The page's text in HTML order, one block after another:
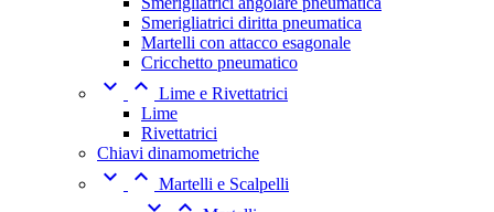
Smerigliatrici diritta pneumatica
Martelli con attacco esagonale
Cricchetto pneumatico
  Lime e Rivettatrici
Lime
Rivettatrici
Chiavi dinamometriche
  Martelli e Scalpelli